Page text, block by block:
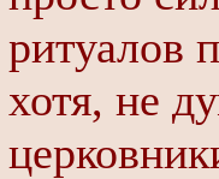
ритуалов
хотя, не